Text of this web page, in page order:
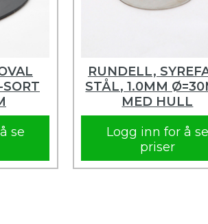
se
RUNDELL,
STÅL, 1.0MM
MED HULL
Logg inn for å se
priser